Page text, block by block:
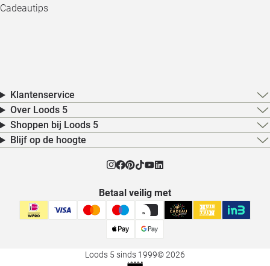
Cadeautips
Klantenservice
Over Loods 5
Shoppen bij Loods 5
Blijf op de hoogte
Betaal veilig met
Loods 5 sinds 1999© 2026